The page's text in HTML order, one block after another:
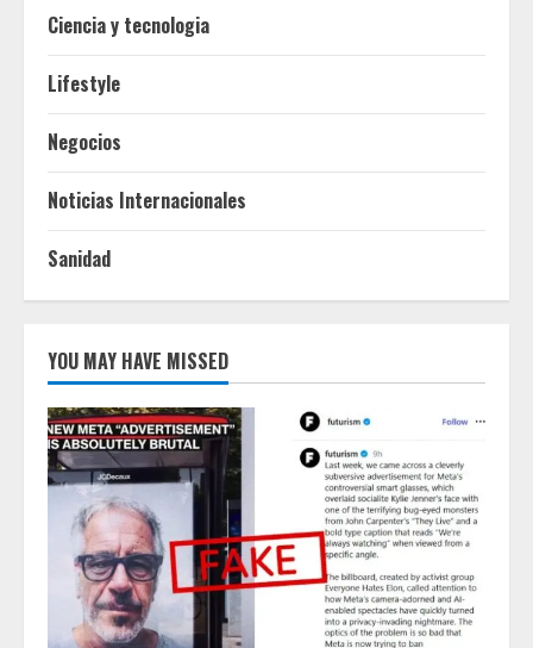
Ciencia y tecnologia
Lifestyle
Negocios
Noticias Internacionales
Sanidad
YOU MAY HAVE MISSED